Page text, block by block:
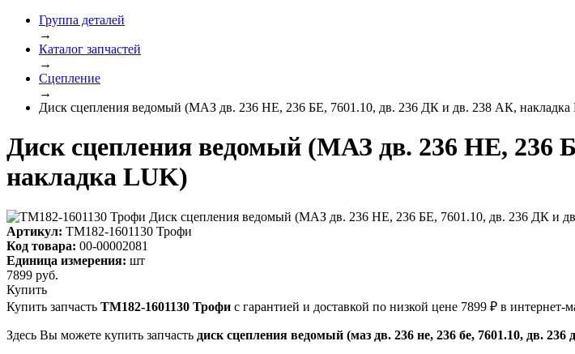
Группа деталей
→
Каталог запчастей
→
Сцепление
→
Диск сцепления ведомый (МАЗ дв. 236 НЕ, 236 БЕ, 7601.10, дв. 236 ДК и дв. 238 АК,
Диск сцепления ведомый (МАЗ дв. 236 НЕ, 236
накладка LUK)
Артикул: ТМ182-1601130 Трофи
Код товара: 00-00002081
Единица измерения: шт
7899 руб.
Купить
Купить запчасть ТМ182-1601130 Трофи с гарантией и доставкой по низкой цене 7899 ₽ в интернет-
Здесь Вы можете купить запчасть диск сцепления ведомый (маз дв. 236 не, 236 бе, 7601.10, дв.